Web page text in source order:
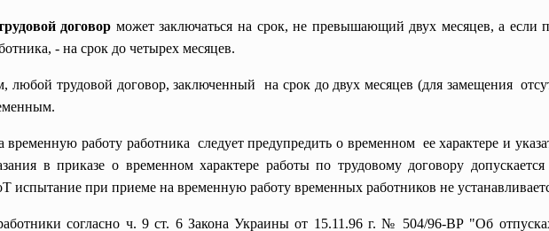
договор может заключаться на срок, не превышающий двух месяцев, а если
- на срок до четырех месяцев.
любой трудовой договор, заключенный на срок до двух месяцев (для замещения
работу работника следует предупредить о временном ее характере и
в приказе о временном характере работы по трудовому договору допускается
испытание при приеме на временную работу временных работников не
согласно ч. 9ст. 6 Закона Украины от 15.11.96 г. № 504/96-ВР "Об